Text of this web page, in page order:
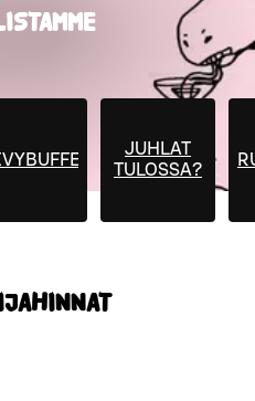
JUHLAT
TULOSSA?